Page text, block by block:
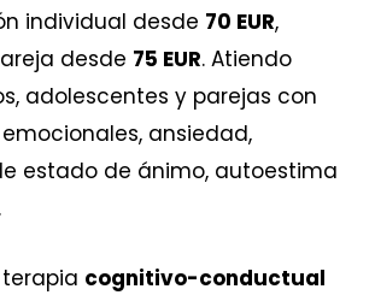
individual desde 70 EUR,
desde 75 EUR. Atiendo
adolescentes y parejas con
emocionales, ansiedad,
estado de ánimo, autoestima
terapia cognitivo-conductual